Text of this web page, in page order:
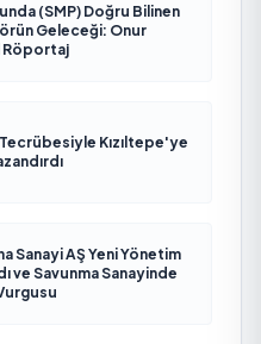
(SMP) Doğru Bilinen
Geleceği: Onur
Röportaj
Tecrübesiyle Kızıltepe'ye
Sanayi AŞ Yeni Yönetim
ve Savunma Sanayinde